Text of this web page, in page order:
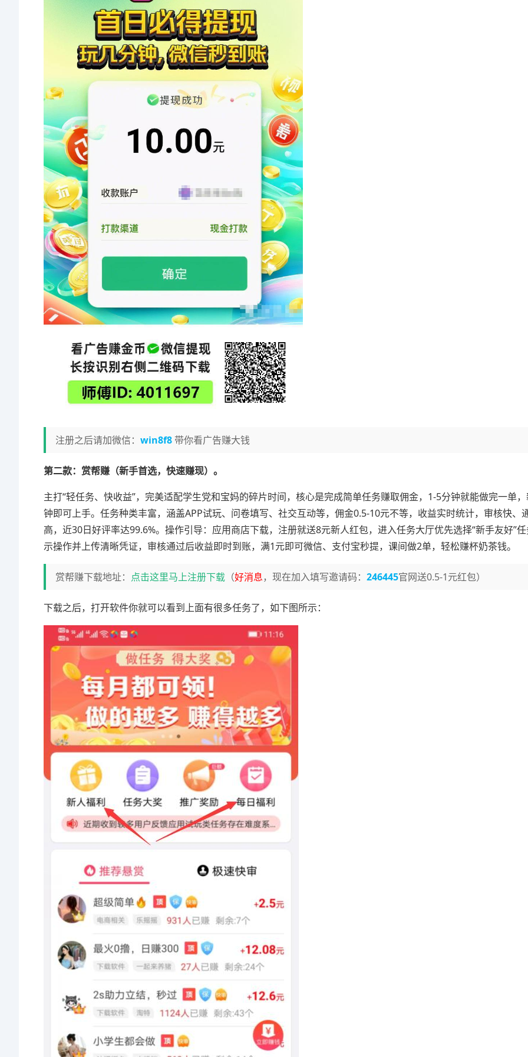
注册之后请加微信： win8f8带你看广告赚大钱
第二款：赏帮赚（新手首选，快速赚现）。
主打“轻任务、快收益”，完美适配学生党和宝妈的碎片时间，核心是完成简单任务赚取佣金，1-5分钟就能做完一单
钟即可上手。任务种类丰富，涵盖APP试玩、问卷填写、社交互动等，佣金0.5-10元不等，收益实时统计，审核快、
高，近30日好评率达99.6%。操作引导：应用商店下载，注册就送8元新人红包，进入任务大厅优先选择“新手友好”
示操作并上传清晰凭证，审核通过后收益即时到账，满1元即可微信、支付宝秒提，课间做2单，轻松赚杯奶茶钱。
赏帮赚下载地址： 点击这里马上注册下载 （好消息，现在加入填写邀请码： 246445官网送0.5-1元红包）
下载之后，打开软件你就可以看到上面有很多任务了，如下图所示：